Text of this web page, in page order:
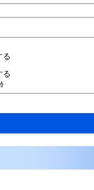
る
る